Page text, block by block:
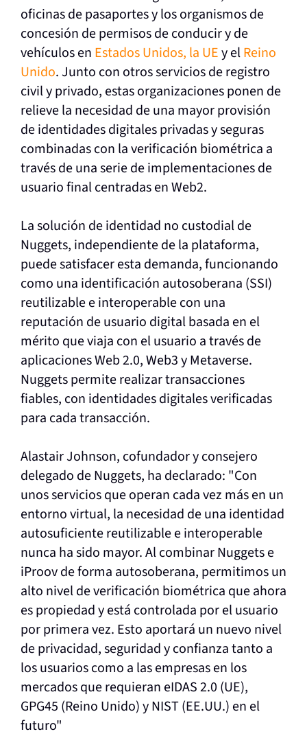
oficinas de pasaportes y los organismos de
concesión de permisos de conducir y de
vehículos en Estados Unidos, la UEy elReino
Unido. Junto con otros servicios de registro
civil y privado, estas organizaciones ponen de
relieve la necesidad de una mayor provisión
de identidades digitales privadas y seguras
combinadas con la verificación biométrica a
través de una serie de implementaciones de
usuario final centradas en Web2.
La solución de identidad no custodial de
Nuggets, independiente de la plataforma,
puede satisfacer esta demanda, funcionando
como una identificación autosoberana (SSI)
reutilizable e interoperable con una
reputación de usuario digital basada en el
mérito que viaja con el usuario a través de
aplicaciones Web 2.0, Web3 y Metaverse.
Nuggets permite realizar transacciones
fiables, con identidades digitales verificadas
para cada transacción.
Alastair Johnson, cofundador y consejero
delegado de Nuggets, ha declarado: "Con
unos servicios que operan cada vez más en un
entorno virtual, la necesidad de una identidad
autosuficiente reutilizable e interoperable
nunca ha sido mayor. Al combinar Nuggets e
iProov de forma autosoberana, permitimos un
alto nivel de verificación biométrica que ahora
es propiedad y está controlada por el usuario
por primera vez. Esto aportará un nuevo nivel
de privacidad, seguridad y confianza tanto a
los usuarios como a las empresas en los
mercados que requieran eIDAS 2.0 (UE),
GPG45 (Reino Unido) y NIST (EE.UU.) en el
futuro"